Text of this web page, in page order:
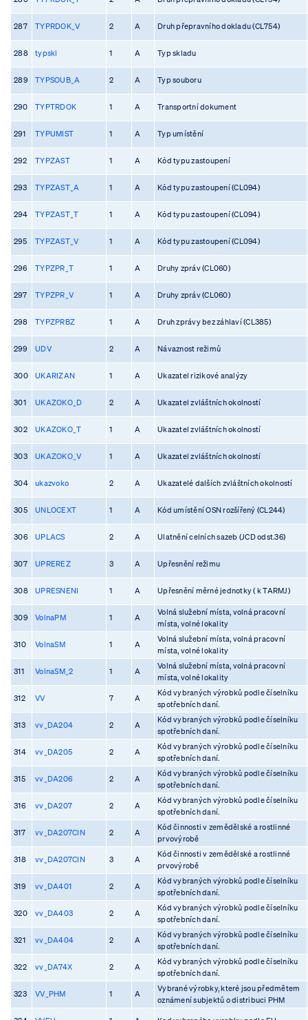
287 TYPRDOK_V 2 A Druh přepravního dokladu (CL754)
288 typskl 1 A Typ skladu
289 TYPSOUB_A 2 A Typ souboru
290 TYPTRDOK 1 A Transportní dokument
291 TYPUMIST 1 A Typ umístění
292 TYPZAST 1 A Kód typu zastoupení
293 TYPZAST_A 1 A Kód typu zastoupení (CL094)
294 TYPZAST_T 1 A Kód typu zastoupení (CL094)
295 TYPZAST_V 1 A Kód typu zastoupení (CL094)
296 TYPZPR_T 1 A Druhy zpráv (CL060)
297 TYPZPR_V 1 A Druhy zpráv (CL060)
298 TYPZPRBZ 1 A Druh zprávy bez záhlaví (CL385)
299 UDV 2 A Návaznost režimů
300 UKARIZAN 1 A Ukazatel rizikové analýzy
301 UKAZOKO_D 2 A Ukazatel zvláštních okolností
302 UKAZOKO_T 1 A Ukazatel zvláštních okolností
303 UKAZOKO_V 1 A Ukazatel zvláštních okolností
304 ukazvoko 2 A Ukazatelé dalších zvláštních okolností
305 UNLOCEXT 1 A Kód umístění OSN rozšířený (CL244)
306 UPLACS 2 A Ulatnění celních sazeb (JCD odst.36)
307 UPREREZ 3 A Upřesnění režimu
308 UPRESNENI 1 A Upřesnění měrné jednotky ( k TARMJ)
309 VolnaPM 1 A
Volná služební místa, volná pracovní
místa, volné lokality
310 VolnaSM 1 A
Volná služební místa, volná pracovní
místa, volné lokality
311 VolnaSM_2 1 A
Volná služební místa, volná pracovní
místa, volné lokality
312 VV 7 A
Kód vybraných výrobků podle číselníku
spotřebních daní.
313 vv_DA204 2 A
Kód vybraných výrobků podle číselníku
spotřebních daní.
314 vv_DA205 2 A
Kód vybraných výrobků podle číselníku
spotřebních daní.
315 vv_DA206 2 A
Kód vybraných výrobků podle číselníku
spotřebních daní.
316 vv_DA207 2 A
Kód vybraných výrobků podle číselníku
spotřebních daní.
317 vv_DA207CIN 2 A
Kód činnosti v zemědělské a rostlinné
prvovýrobě
318 vv_DA207CIN 3 A
Kód činnosti v zemědělské a rostlinné
prvovýrobě
319 vv_DA401 2 A
Kód vybraných výrobků podle číselníku
spotřebních daní.
320 vv_DA403 2 A
Kód vybraných výrobků podle číselníku
spotřebních daní.
321 vv_DA404 2 A
Kód vybraných výrobků podle číselníku
spotřebních daní.
322 vv_DA74X 2 A
Kód vybraných výrobků podle číselníku
spotřebních daní.
323 VV_PHM 1 A
Vybrané výrobky, které jsou předmětem
oznámení subjektů o distribuci PHM